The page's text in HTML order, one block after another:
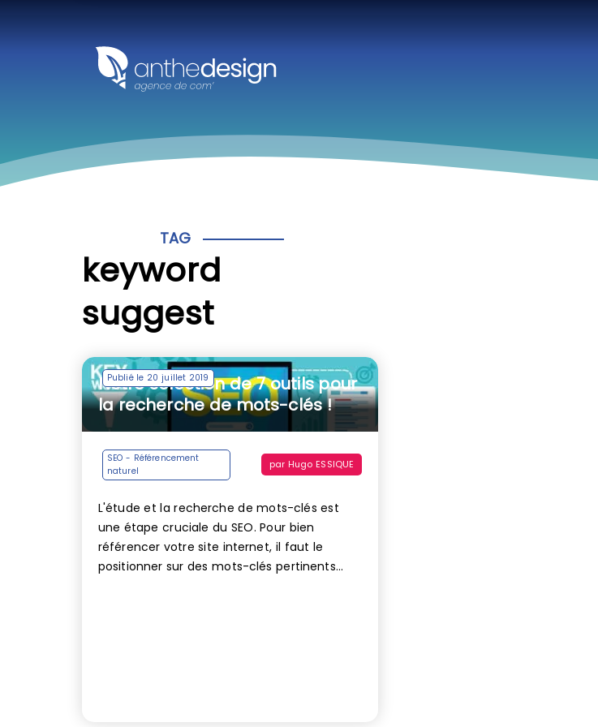
TAG
keyword
suggest
Publié le 20 juillet 2019
Notre sélection de 7 outils pour
la recherche de mots-clés !
SEO - Référencement
naturel
par Hugo ESSIQUE
L'étude et la recherche de mots-clés est
une étape cruciale du SEO. Pour bien
référencer votre site internet, il faut le
positionner sur des mots-clés pertinents...